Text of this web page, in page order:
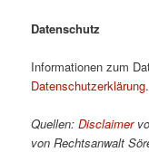
Datenschutz
Informationen zum
Datenschutzerklärung.
Quellen:Disclaimer
von Rechtsanwalt